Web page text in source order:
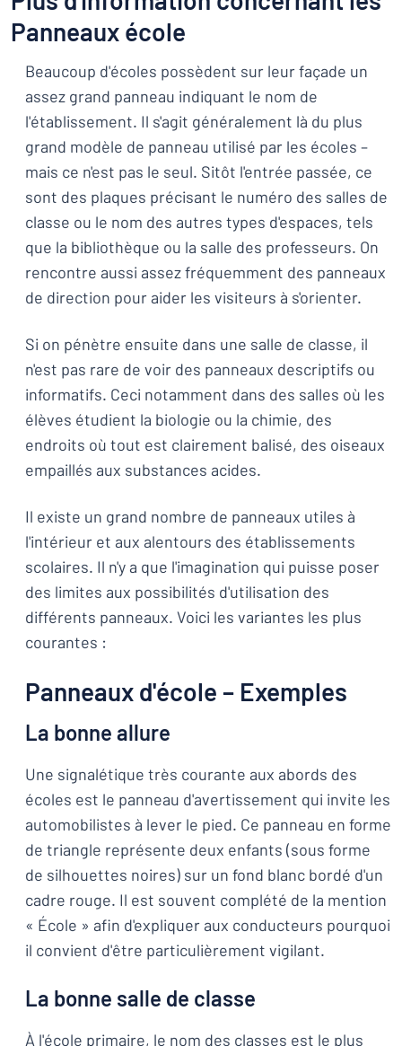
Panneaux école
Beaucoup d'écoles possèdent sur leur façade un
assez grand panneau indiquant le nom de
l'établissement. Il s'agit généralement là du plus
grand modèle de panneau utilisé par les écoles –
mais ce n'est pas le seul. Sitôt l'entrée passée, ce
sont des plaques précisant le numéro des salles de
classe ou le nom des autres types d'espaces, tels
que la bibliothèque ou la salle des professeurs. On
rencontre aussi assez fréquemment des panneaux
de direction pour aider les visiteurs à s'orienter.
Si on pénètre ensuite dans une salle de classe, il
n'est pas rare de voir des panneaux descriptifs ou
informatifs. Ceci notamment dans des salles où les
élèves étudient la biologie ou la chimie, des
endroits où tout est clairement balisé, des oiseaux
empaillés aux substances acides.
Il existe un grand nombre de panneaux utiles à
l'intérieur et aux alentours des établissements
scolaires. Il n'y a que l'imagination qui puisse poser
des limites aux possibilités d'utilisation des
différents panneaux. Voici les variantes les plus
courantes :
Panneaux d'école – Exemples
La bonne allure
Une signalétique très courante aux abords des
écoles est le panneau d'avertissement qui invite les
automobilistes à lever le pied. Ce panneau en forme
de triangle représente deux enfants (sous forme
de silhouettes noires) sur un fond blanc bordé d'un
cadre rouge. Il est souvent complété de la mention
« École » afin d'expliquer aux conducteurs pourquoi
il convient d'être particulièrement vigilant.
La bonne salle de classe
À l'école primaire, le nom des classes est le plus